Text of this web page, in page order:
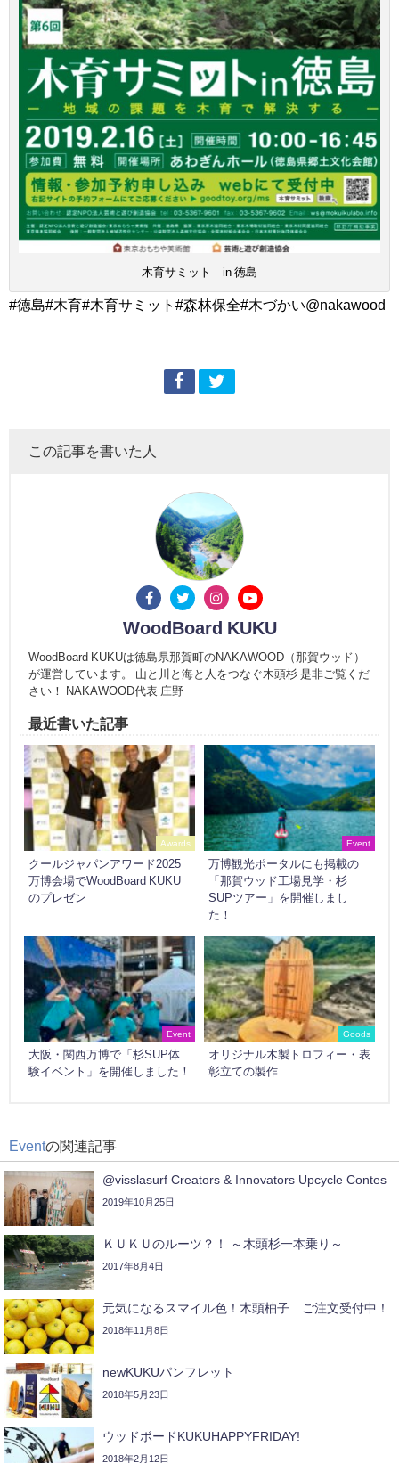
木育サミット in 徳島
#徳島#木育#木育サミット#森林保全#木づかい@nakawood
この記事を書いた人
WoodBoard KUKU
WoodBoard KUKUは徳島県那賀町のNAKAWOOD（那賀ウッド）
が運営しています。 山と川と海と人をつなぐ木頭杉 是非ご覧くだ
さい！ NAKAWOOD代表 庄野
最近書いた記事
Awards
クールジャパンアワード2025
万博会場でWoodBoard KUKU
のプレゼン
Event
万博観光ポータルにも掲載の
「那賀ウッド工場見学・杉
SUPツアー」を開催しまし
た！
Event
大阪・関西万博で「杉SUP体
験イベント」を開催しました！
Goods
オリジナル木製トロフィー・表
彰立ての製作
Eventの関連記事
@visslasurf Creators & Innovators Upcycle Contes
2019年10月25日
ＫＵＫＵのルーツ？！ ～木頭杉一本乗り～
2017年8月4日
元気になるスマイル色！木頭柚子 ご注文受付中！
2018年11月8日
newKUKUパンフレット
2018年5月23日
ウッドボードKUKUHAPPYFRIDAY!
2018年2月12日